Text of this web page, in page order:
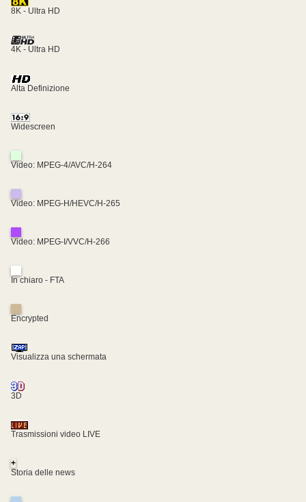
8K - Ultra HD
4K - Ultra HD
Alta Definizione
Widescreen
Video: MPEG-4/AVC/H-264
Video: MPEG-H/HEVC/H-265
Video: MPEG-I/VVC/H-266
In chiaro - FTA
Encrypted
Visualizza una schermata
3D
Trasmissioni video LIVE
+
Storia delle news